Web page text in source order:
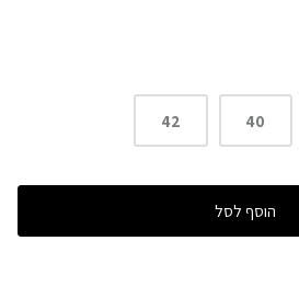
40
42
הוסף לסל